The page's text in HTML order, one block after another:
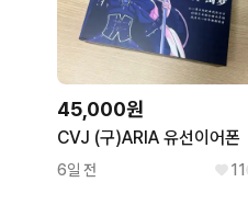
45,000원
CVJ (구)ARIA 유선이어폰
6일 전 11